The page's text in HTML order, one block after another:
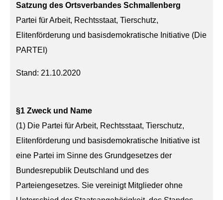
Satzung des Ortsverbandes Schmallenberg
Partei für Arbeit, Rechtsstaat, Tierschutz,
Elitenförderung und basisdemokratische Initiative (Die
PARTEI)
Stand: 21.10.2020
§1 Zweck und Name
(1) Die Partei für Arbeit, Rechtsstaat, Tierschutz,
Elitenförderung und basisdemokratische Initiative ist
eine Partei im Sinne des Grundgesetzes der
Bundesrepublik Deutschland und des
Parteiengesetzes. Sie vereinigt Mitglieder ohne